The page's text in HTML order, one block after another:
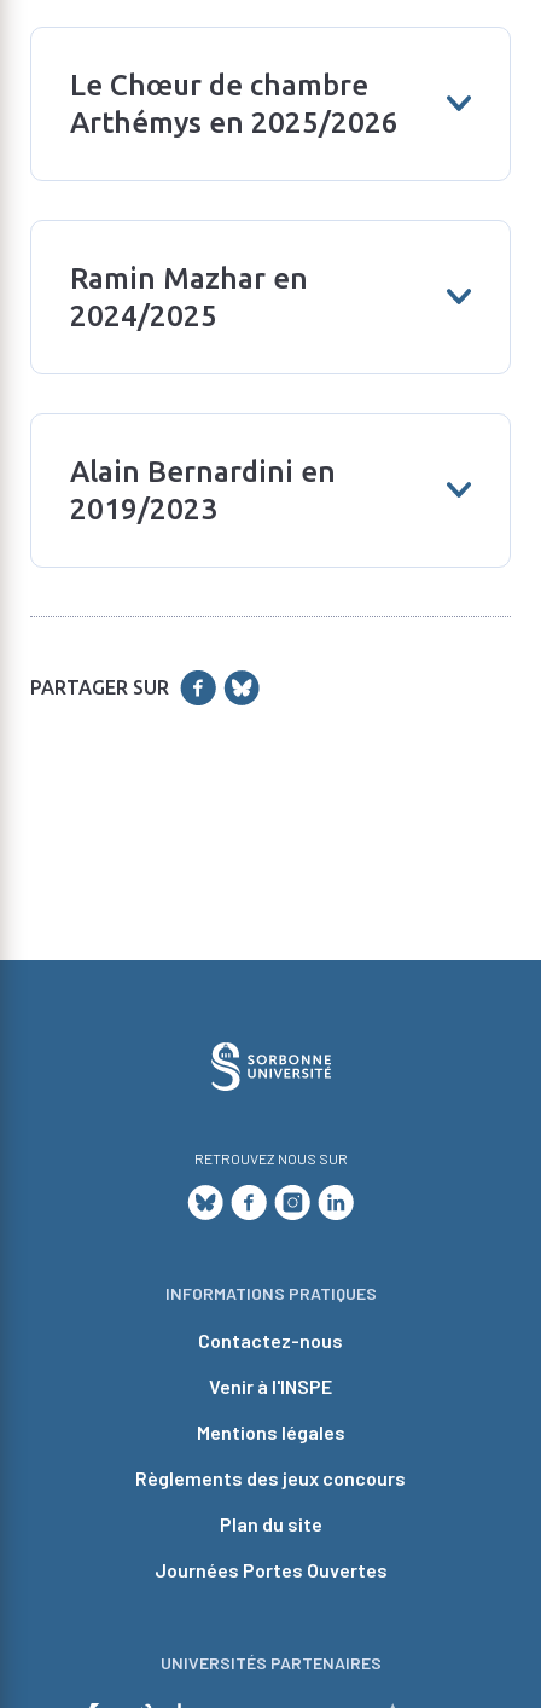
Le Chœur de chambre
Arthémys en 2025/2026
Ramin Mazhar en
2024/2025
Alain Bernardini en
2019/2023
PARTAGER SUR
RETROUVEZ NOUS SUR
INFORMATIONS PRATIQUES
Contactez-nous
Venir à l'INSPE
Mentions légales
Règlements des jeux concours
Plan du site
Journées Portes Ouvertes
UNIVERSITÉS PARTENAIRES